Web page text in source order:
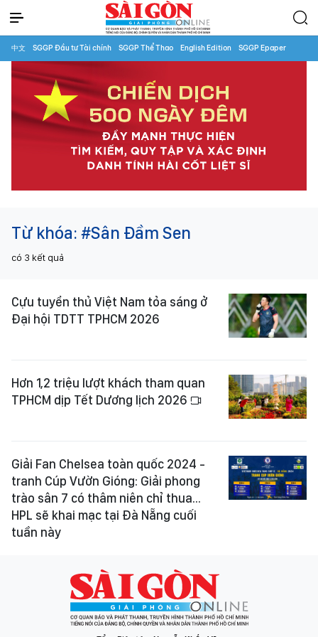
中文 SGGP Đầu tư Tài chính SGGP Thể Thao English Edition SGGP Epaper
Từ khóa: #Sân Đầm Sen
có 3 kết quả
Cựu tuyển thủ Việt Nam tỏa sáng ở
Đại hội TDTT TPHCM 2026
Hơn 1,2 triệu lượt khách tham quan
TPHCM dịp Tết Dương lịch 2026
Giải Fan Chelsea toàn quốc 2024 -
tranh Cúp Vườn Gióng: Giải phong
trào sân 7 có thâm niên chỉ thua...
HPL sẽ khai mạc tại Đà Nẵng cuối
tuần này